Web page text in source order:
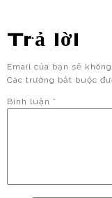
Trả lời
Email của bạn sẽ
Các trường bắt buộc
Bình luận *